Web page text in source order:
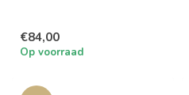
€84,00
Op voorraad